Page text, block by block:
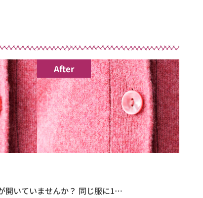
After
開いていませんか？ 同じ服に1…